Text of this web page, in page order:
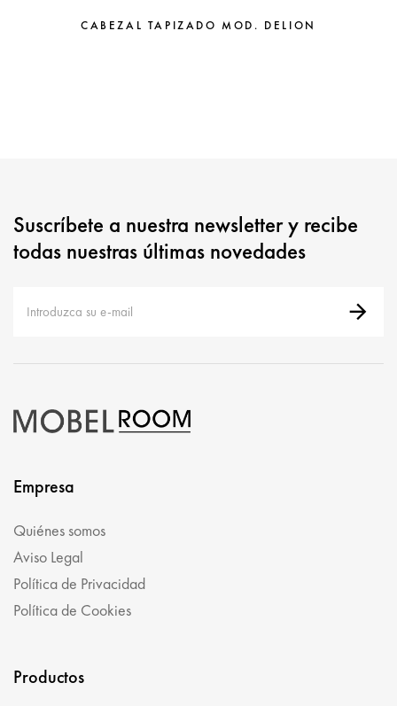
CABEZAL TAPIZADO MOD. DELION
Suscríbete a nuestra newsletter y recibe
todas nuestras últimas novedades
Empresa
Quiénes somos
Aviso Legal
Política de Privacidad
Política de Cookies
Productos